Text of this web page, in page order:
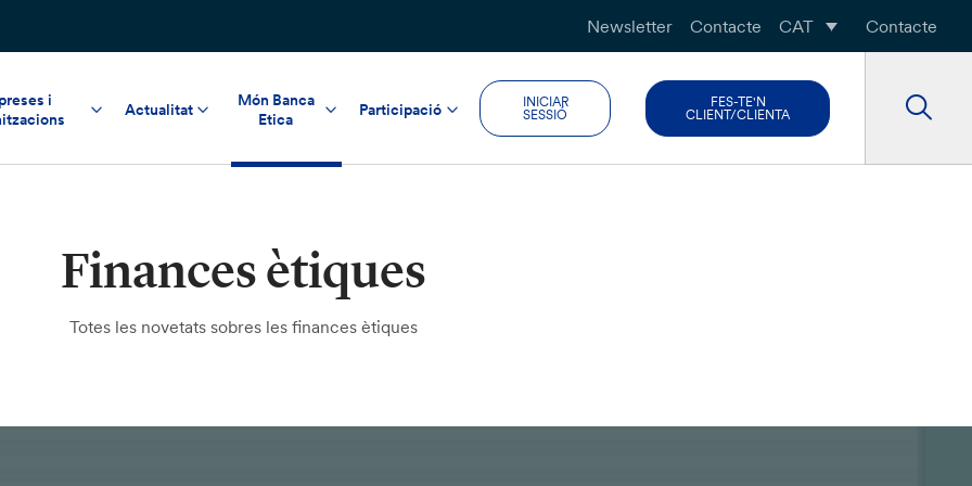
Newsletter Contacte CAT Contacte
i
Actualitat
Món Banca
Etica
Participació
INICIAR
SESSIÓ
FES-TE'N
CLIENT/CLIENTA
Finances ètiques
Totes les novetats sobres les finances ètiques